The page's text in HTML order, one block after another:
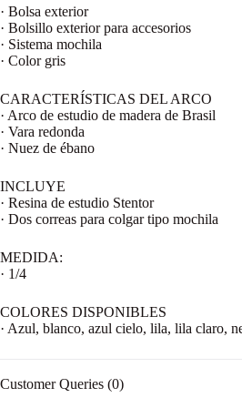
· Bolsa exterior
· Bolsillo exterior para accesorios
· Sistema mochila
· Color gris
CARACTERÍSTICAS DEL ARCO
· Arco de estudio de madera de Brasil
· Vara redonda
· Nuez de ébano
INCLUYE
· Resina de estudio Stentor
· Dos correas para colgar tipo mochila
MEDIDA:
· 1/4
COLORES DISPONIBLES
· Azul, blanco, azul cielo, lila, lila claro,
Customer Queries (0)